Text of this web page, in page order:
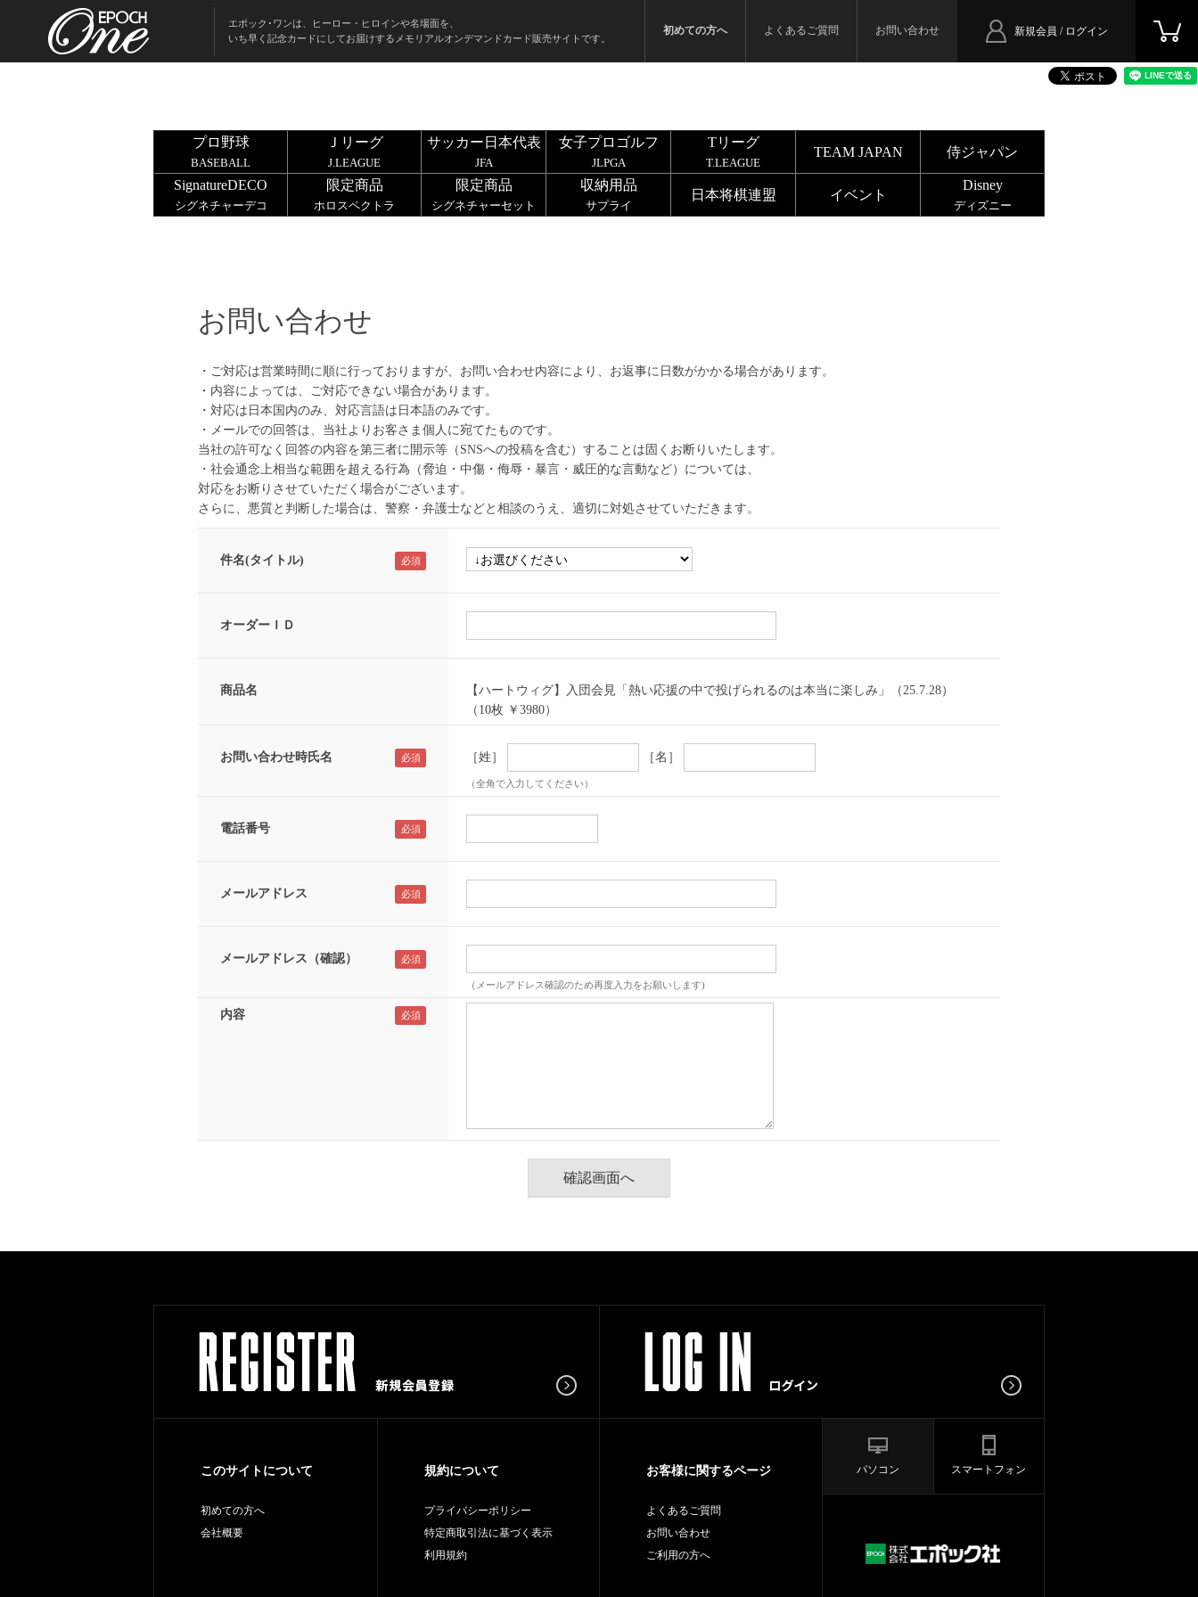
エポック･ワンは、ヒーロー・ヒロインや名場面を、
いち早く記念カードにしてお届けするメモリアルオンデマンドカード販売サイトです。
新規会員 / ログイン
初めての方へ よくあるご質問 お問い合わせ
プロ野球
BASEBALL
Ｊリーグ
J.LEAGUE
サッカー日本代表
JFA
女子プロゴルフ
JLPGA
Tリーグ
T.LEAGUE
TEAM JAPAN 侍ジャパン
SignatureDECO
シグネチャーデコ
限定商品
ホロスペクトラ
限定商品
シグネチャーセット
収納用品
サプライ
日本将棋連盟 イベント
Disney
ディズニー
お問い合わせ
・ご対応は営業時間に順に行っておりますが、お問い合わせ内容により、お返事に日数がかかる場合があります。
・内容によっては、ご対応できない場合があります。
・対応は日本国内のみ、対応言語は日本語のみです。
・メールでの回答は、当社よりお客さま個人に宛てたものです。
当社の許可なく回答の内容を第三者に開示等（SNSへの投稿を含む）することは固くお断りいたします。
・社会通念上相当な範囲を超える行為（脅迫・中傷・侮辱・暴言・威圧的な言動など）については、
対応をお断りさせていただく場合がございます。
さらに、悪質と判断した場合は、警察・弁護士などと相談のうえ、適切に対処させていただきます。
件名(タイトル)
オーダーＩＤ
商品名
【ハートウィグ】入団会見「熱い応援の中で投げられるのは本当に楽しみ」（25.7.28）
（10枚 ￥3980）
お問い合わせ時氏名 ［姓］ ［名］
（全角で入力してください）
電話番号
メールアドレス
メールアドレス（確認）
（メールアドレス確認のため再度入力をお願いします)
内容
このサイトについて
初めての方へ
会社概要
規約について
プライバシーポリシー
特定商取引法に基づく表示
利用規約
お客様に関するページ
よくあるご質問
お問い合わせ
ご利用の方へ
パソコン スマートフォン